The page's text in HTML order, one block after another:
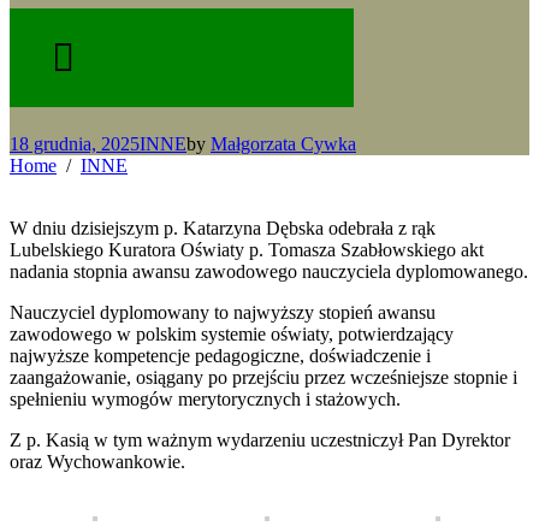
18 grudnia, 2025INNEby Małgorzata Cywka
Home
INNE
W dniu dzisiejszym p. Katarzyna Dębska odebrała z rąk
Lubelskiego Kuratora Oświaty p. Tomasza Szabłowskiego akt
nadania stopnia awansu zawodowego nauczyciela dyplomowanego.
Nauczyciel dyplomowany to najwyższy stopień awansu
zawodowego w polskim systemie oświaty, potwierdzający
najwyższe kompetencje pedagogiczne, doświadczenie i
zaangażowanie, osiągany po przejściu przez wcześniejsze stopnie i
spełnieniu wymogów merytorycznych i stażowych.
Z p. Kasią w tym ważnym wydarzeniu uczestniczył Pan Dyrektor
oraz Wychowankowie.